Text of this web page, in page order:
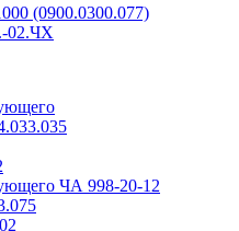
(0900.0300.077)
02.ЧХ
ЧА 998-20-12